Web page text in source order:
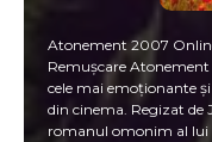
Atonement 2007
Remușcare
cele mai emoționante
din cinema. Regizat de
romanul omonim al lui